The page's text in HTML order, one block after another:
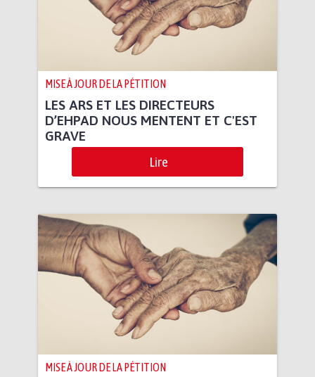
MISE À JOUR DE LA PÉTITION
LES ARS ET LES DIRECTEURS
D’EHPAD NOUS MENTENT ET C'EST
GRAVE
Lire
MISE À JOUR DE LA PÉTITION